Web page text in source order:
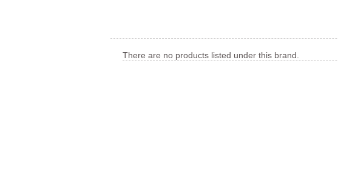
There are no products listed under this brand.